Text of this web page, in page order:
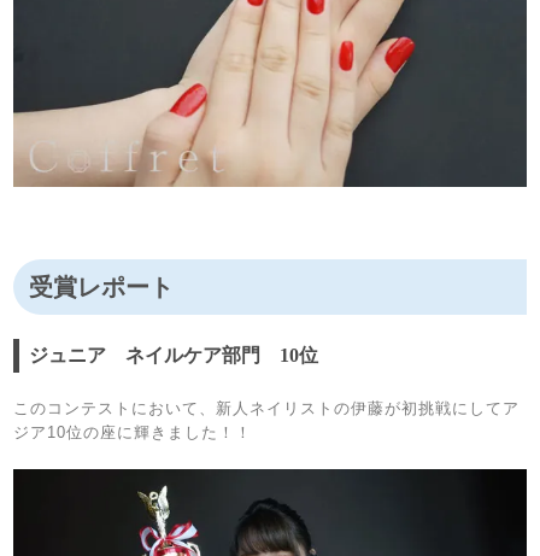
受賞レポート
ジュニア ネイルケア部門 10位
このコンテストにおいて、新人ネイリストの伊藤が初挑戦にしてア
ジア10位の座に輝きました！！